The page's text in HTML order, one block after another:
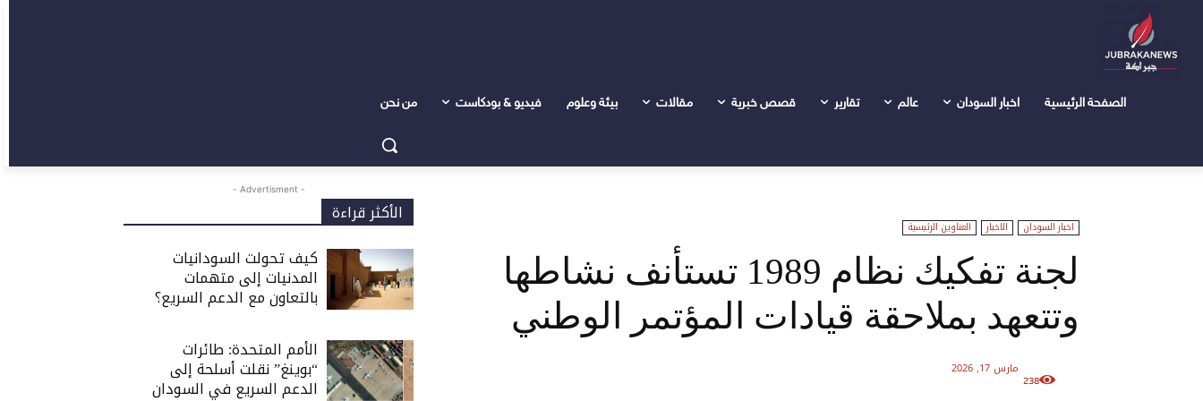
الصفحة الرئيسية اخبار السودان عالم تقارير قصص خبرية مقالات بيئة وعلوم فيديو & بودكاست من نحن
اخبار السودان الاخبار العناوين الرئيسية
لجنة تفكيك نظام 1989 تستأنف نشاطها
وتتعهد بملاحقة قيادات المؤتمر الوطني
مارس 17, 2026
238
- Advertisment -
الأكثر قراءة
كيف تحولت السودانيات
المدنيات إلى متهمات
بالتعاون مع الدعم السريع؟
الأمم المتحدة: طائرات
“بوينغ” نقلت أسلحة إلى
الدعم السريع في السودان